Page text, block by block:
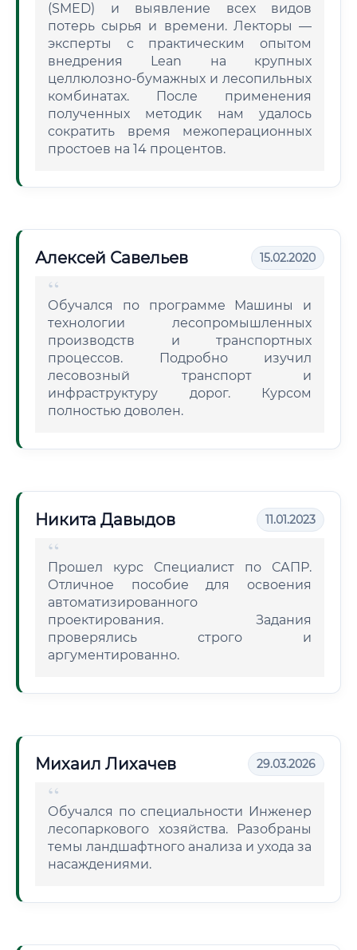
(SMED) и выявление всех видов
потерь сырья и времени. Лекторы —
эксперты с практическим опытом
внедрения Lean на крупных
целлюлозно-бумажных и лесопильных
комбинатах. После применения
полученных методик нам удалось
сократить время межоперационных
простоев на 14 процентов.
Алексей Савельев 15.02.2020
Обучался по программе Машины и
технологии лесопромышленных
производств и транспортных
процессов. Подробно изучил
лесовозный транспорт и
инфраструктуру дорог. Курсом
полностью доволен.
Никита Давыдов 11.01.2023
Прошел курс Специалист по САПР.
Отличное пособие для освоения
автоматизированного
проектирования. Задания
проверялись строго и
аргументированно.
Михаил Лихачев 29.03.2026
Обучался по специальности Инженер
лесопаркового хозяйства. Разобраны
темы ландшафтного анализа и ухода за
насаждениями.